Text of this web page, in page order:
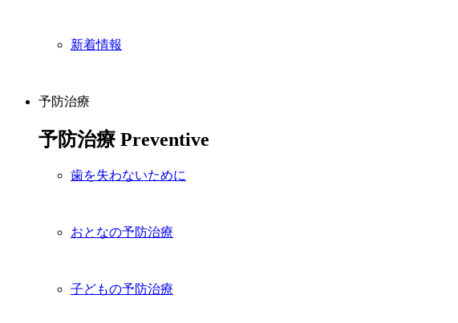
新着情報
予防治療
予防治療 Preventive
歯を失わないために
おとなの予防治療
子どもの予防治療